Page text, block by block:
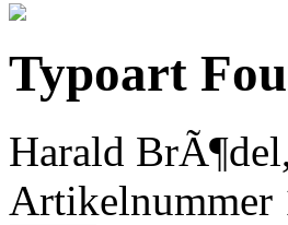
Typoart
Harald
Artikelnummer